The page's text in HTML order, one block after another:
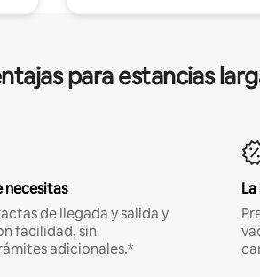
para estancias
necesitas
de llegada y salida y
facilidad, sin
adicionales.*